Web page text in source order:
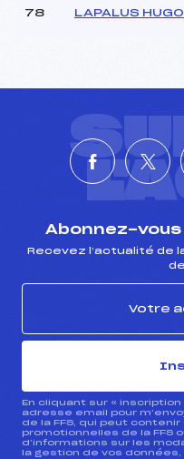
78 LAPALUS HUGO
Abonnez-
Recevez l’actualité de
En cliquant sur « inscription
adresse email pour
de la FFS, qui peut
promotionnelles de la FFS
d’informations sur les
la gestion de vos données,